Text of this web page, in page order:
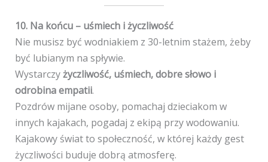
10. Na końcu – uśmiech i życzliwość
Nie musisz być wodniakiem z 30-letnim stażem, żeby
być lubianym na spływie.
Wystarczyżyczliwość, uśmiech, dobre słowo i
odrobina empatii.
Pozdrów mijane osoby, pomachaj dzieciakom w
innych kajakach, pogadaj z ekipą przy wodowaniu.
Kajakowy świat to społeczność, w której każdy gest
życzliwości buduje dobrą atmosferę.